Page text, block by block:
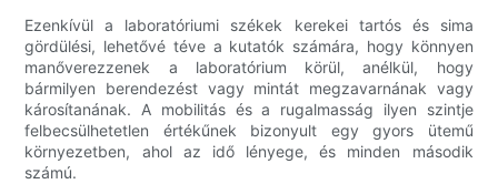
Ezenkívül a laboratóriumi székek kerekei tartós és sima
gördülési, lehetővé téve a kutatók számára, hogy könnyen
manőverezzenek a laboratórium körül, anélkül, hogy
bármilyen berendezést vagy mintát megzavarnának vagy
károsítanának. A mobilitás és a rugalmasság ilyen szintje
felbecsülhetetlen értékűnek bizonyult egy gyors ütemű
környezetben, ahol az idő lényege, és minden második
számú.